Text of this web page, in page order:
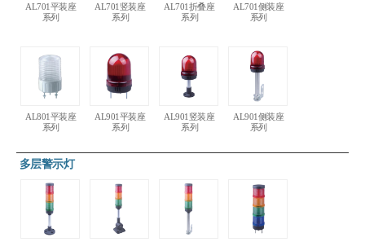
AL701平装座
系列
AL701竖装座
系列
AL701折叠座
系列
AL701侧装座
系列
AL801平装座
系列
AL901平装座
系列
AL901竖装座
系列
AL901侧装座
系列
多层警示灯